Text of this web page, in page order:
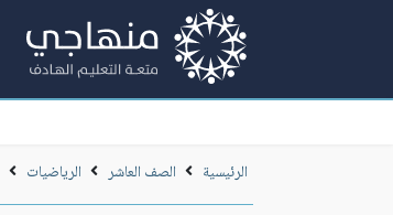
الرئيسية الصف العاشر الرياضيات